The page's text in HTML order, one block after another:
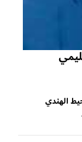
الهندي